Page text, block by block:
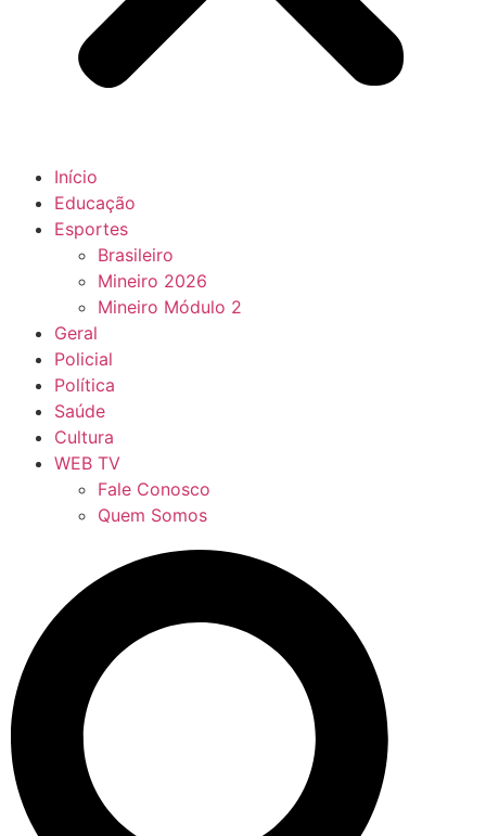
Início
Educação
Esportes
Brasileiro
Mineiro 2026
Mineiro Módulo 2
Geral
Policial
Política
Saúde
Cultura
WEB TV
Fale Conosco
Quem Somos